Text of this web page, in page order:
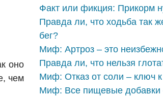
оно
чем
Факт или фикция: Прикорм
Правда ли, что ходьба так
бег?
Миф: Артроз – это
Правда ли, что нельзя
Миф: Отказ от соли – ключ
Миф: Все пищевые добавки